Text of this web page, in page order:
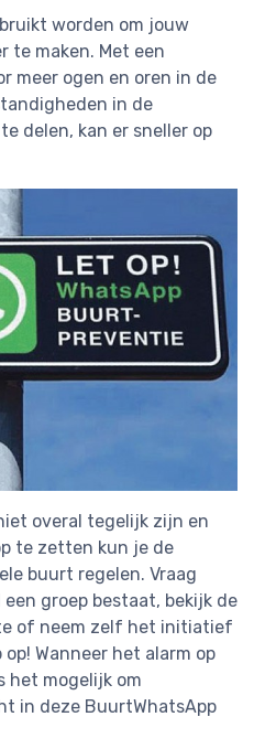
worden om jouw
te maken. Met een
meer ogen en oren in de
in de
delen, kan er sneller op
overal tegelijk zijn en
te zetten kun je de
buurt regelen. Vraag
groep bestaat, bekijk de
of neem zelf het initiatief
Wanneer het alarm op
het mogelijk om
in deze BuurtWhatsApp